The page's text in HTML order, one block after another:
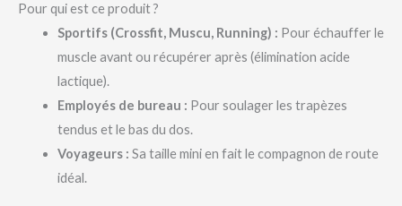
Pour qui est ce produit ?
Sportifs (Crossfit, Muscu, Running) : Pour échauffer le
muscle avant ou récupérer après (élimination acide
lactique).
Employés de bureau : Pour soulager les trapèzes
tendus et le bas du dos.
Voyageurs : Sa taille mini en fait le compagnon de route
idéal.